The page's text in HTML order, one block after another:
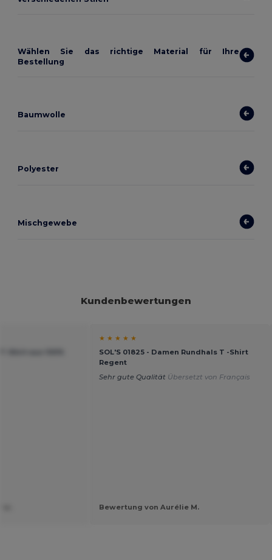
Wählen Sie das richtige Material für Ihre
Bestellung
Baumwolle
Polyester
Mischgewebe
Kundenbewertungen
★ ★ ★ ★ ★
SOL'S 01825 - Damen Rundhals T -Shirt
Regent
Sehr gute Qualität Übersetzt von Français
Bewertung von Aurélie M.